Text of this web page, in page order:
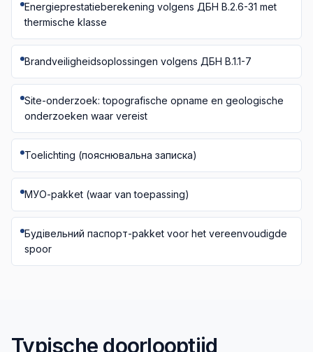
Energieprestatieberekening volgens ДБН В.2.6-31 met
thermische klasse
Brandveiligheidsoplossingen volgens ДБН В.1.1-7
Site-onderzoek: topografische opname en geologische
onderzoeken waar vereist
Toelichting (пояснювальна записка)
МУО-pakket (waar van toepassing)
Будівельний паспорт-pakket voor het vereenvoudigde
spoor
Typische doorlooptijd